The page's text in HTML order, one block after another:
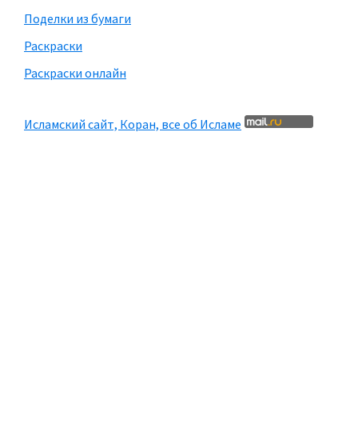
Поделки из бумаги
Раскраски
Раскраски онлайн
Исламский сайт, Коран, все об Исламе